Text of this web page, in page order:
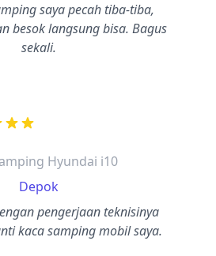
saya pecah tiba-tiba,
besok langsung bisa. Bagus
sekali.
adalah bintang lima
Hyundai i10
Depok
pengerjaan teknisinya
kaca samping mobil saya.